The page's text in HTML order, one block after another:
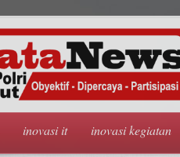
inovasi it inovasi kegiatan